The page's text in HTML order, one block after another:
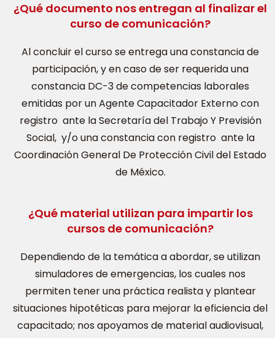
¿Qué documento nos entregan al finalizar el
curso de comunicación?
Al concluir el curso se entrega una constancia de
participación, y en caso de ser requerida una
constancia DC-3 de competencias laborales
emitidas por un Agente Capacitador Externo con
registro ante la Secretaría del Trabajo Y Previsión
Social, y/o una constancia con registro ante la
Coordinación General De Protección Civil del Estado
de México.
¿Qué material utilizan para impartir los
cursos de comunicación?
Dependiendo de la temática a abordar, se utilizan
simuladores de emergencias, los cuales nos
permiten tener una práctica realista y plantear
situaciones hipotéticas para mejorar la eficiencia del
capacitado; nos apoyamos de material audiovisual,